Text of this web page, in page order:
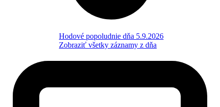
Hodové popoludnie dňa 5.9.2026
Zobraziť všetky záznamy z dňa